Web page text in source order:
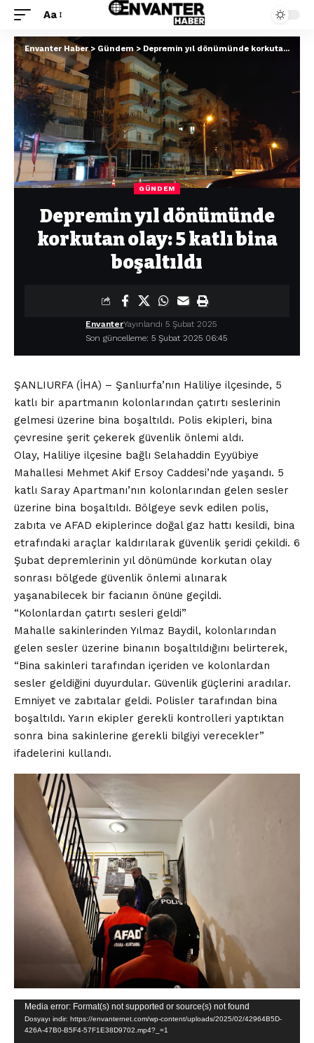
Aa
Envanter Haber> Gündem> Depremin yıl dönümünde korkutan olay: 5 katlı bina boşaltıldı
GÜNDEM
Depremin yıl dönümünde
korkutan olay: 5 katlı bina
boşaltıldı
Son güncelleme: 5 Şubat 2025 06:45
EnvanterYayınlandı 5 Şubat 2025
ŞANLIURFA (İHA) – Şanlıurfa’nın Haliliye ilçesinde, 5
katlı bir apartmanın kolonlarından çatırtı seslerinin
gelmesi üzerine bina boşaltıldı. Polis ekipleri, bina
çevresine şerit çekerek güvenlik önlemi aldı.
Olay, Haliliye ilçesine bağlı Selahaddin Eyyübiye
Mahallesi Mehmet Akif Ersoy Caddesi’nde yaşandı. 5
katlı Saray Apartmanı’nın kolonlarından gelen sesler
üzerine bina boşaltıldı. Bölgeye sevk edilen polis,
zabıta ve AFAD ekiplerince doğal gaz hattı kesildi, bina
etrafındaki araçlar kaldırılarak güvenlik şeridi çekildi. 6
Şubat depremlerinin yıl dönümünde korkutan olay
sonrası bölgede güvenlik önlemi alınarak
yaşanabilecek bir facianın önüne geçildi.
“Kolonlardan çatırtı sesleri geldi”
Mahalle sakinlerinden Yılmaz Baydil, kolonlarından
gelen sesler üzerine binanın boşaltıldığını belirterek,
“Bina sakinleri tarafından içeriden ve kolonlardan
sesler geldiğini duyurdular. Güvenlik güçlerini aradılar.
Emniyet ve zabıtalar geldi. Polisler tarafından bina
boşaltıldı. Yarın ekipler gerekli kontrolleri yaptıktan
sonra bina sakinlerine gerekli bilgiyi verecekler”
ifadelerini kullandı.
Video
oynatıcı
Media error: Format(s) not supported or source(s) not found
Dosyayı indir: https://envanternet.com/wp-content/uploads/2025/02/42964B5D-
426A-47B0-B5F4-57F1E38D9702.mp4?_=1